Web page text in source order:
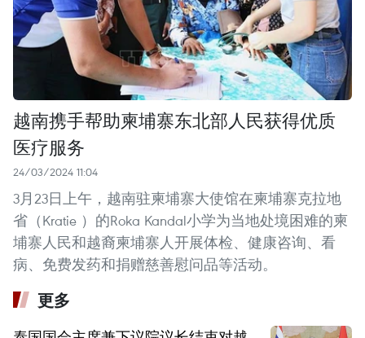
越南携手帮助柬埔寨东北部人民获得优质
医疗服务
24/03/2024 11:04
3月23日上午，越南驻柬埔寨大使馆在柬埔寨克拉地
省（Kratie ）的Roka Kandal小学为当地处境困难的柬
埔寨人民和越裔柬埔寨人开展体检、健康咨询、看
病、免费发药和捐赠慈善慰问品等活动。
更多